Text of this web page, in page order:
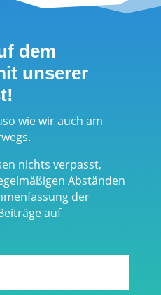
Tablets und
dem
unserer
wie wir auch am
nichts verpasst,
Abständen
der
auf